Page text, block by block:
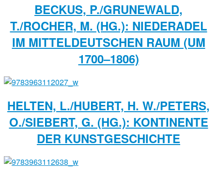
BECKUS, P./GRUNEWALD,
T./ROCHER, M. (HG.): NIEDERADEL
IM MITTELDEUTSCHEN RAUM (UM
1700–1806)
HELTEN, L./HUBERT, H. W./PETERS,
O./SIEBERT, G. (HG.): KONTINENTE
DER KUNSTGESCHICHTE